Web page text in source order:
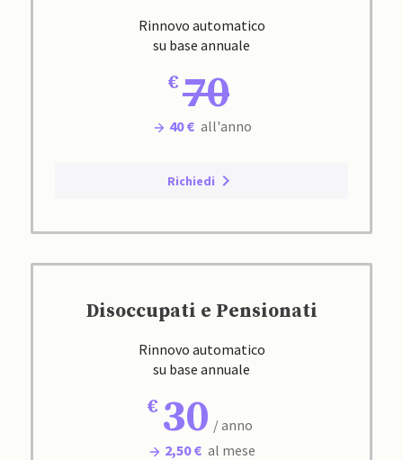
Rinnovo automatico
su base annuale
70
40 € all'anno
Richiedi
Disoccupati e Pensionati
Rinnovo automatico
su base annuale
30 / anno
2,50 € al mese